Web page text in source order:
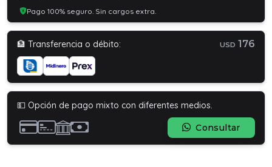
Pago 100% seguro. Sin cargos extra.
🏦 Transferencia o débito: USD 176
💵 Opción de pago mixto con diferentes medios.
Consultar